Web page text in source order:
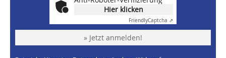
Hier klicken
FriendlyCaptcha ⇗
» Jetzt anmelden!